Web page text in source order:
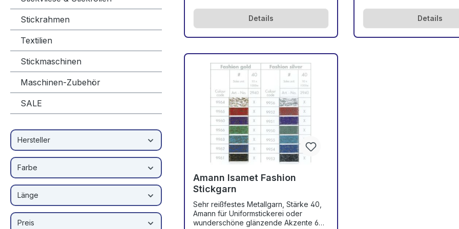
Stickrahmen
Textilien
Stickmaschinen
Maschinen-Zubehör
SALE
Hersteller
Farbe
Länge
Preis
gold und silber Bei uns gibt es KEINEN
Kleinmengenzuschlag und KEINE
Mindestbestellmenge!
Einzelbestellungen sind jederzeit
Isament können Sie hier einsehen:
Tipps Isamet Das Öko-Zertifikat zum
Isamet finden Sie hier: Zertifikat Isamet
Hier geht's zur Farbkarte: hier klicken
Benötigen Sie weitere Amann-
Produkte, die nicht in unserer
OnlineShop zu finden sind wie z. B.
Saba, Onyx, N-Tech oder Rasant?
Gerne bestellen wir Ihnen diese
innerhalb kürzester Zeit zu attraktiven
Preisen. Bitte schreiben Sie uns eine
Mail mit Ihren Wünschen an:
Details
Meter-Konen) Verarbeitungshinweise
zum Isament können Sie
Tipps Isamet Das Öko-Zertifikat zum
Isamet finden Sie hier:
Details
Amann Isamet Fashion
Stickgarn
Sehr reißfestes Metallgarn, Stärke 40,
Amann für Uniformstickerei oder
wunderschöne glänzende Akzente 60